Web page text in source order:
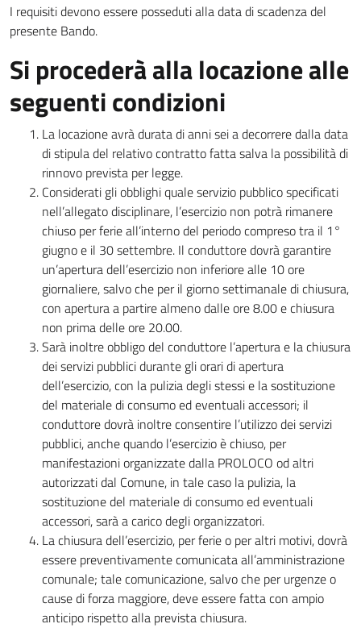
I requisiti devono essere posseduti alla data di scadenza del
presente Bando.
Si procederà alla locazione alle
seguenti condizioni
La locazione avrà durata di anni sei a decorrere dalla data
di stipula del relativo contratto fatta salva la possibilità di
rinnovo prevista per legge.
Considerati gli obblighi quale servizio pubblico specificati
nell’allegato disciplinare, l’esercizio non potrà rimanere
chiuso per ferie all’interno del periodo compreso tra il 1°
giugno e il 30 settembre. Il conduttore dovrà garantire
un’apertura dell’esercizio non inferiore alle 10 ore
giornaliere, salvo che per il giorno settimanale di chiusura,
con apertura a partire almeno dalle ore 8.00 e chiusura
non prima delle ore 20.00.
Sarà inoltre obbligo del conduttore l’apertura e la chiusura
dei servizi pubblici durante gli orari di apertura
dell’esercizio, con la pulizia degli stessi e la sostituzione
del materiale di consumo ed eventuali accessori; il
conduttore dovrà inoltre consentire l’utilizzo dei servizi
pubblici, anche quando l’esercizio è chiuso, per
manifestazioni organizzate dalla PROLOCO od altri
autorizzati dal Comune, in tale caso la pulizia, la
sostituzione del materiale di consumo ed eventuali
accessori, sarà a carico degli organizzatori.
La chiusura dell’esercizio, per ferie o per altri motivi, dovrà
essere preventivamente comunicata all’amministrazione
comunale; tale comunicazione, salvo che per urgenze o
cause di forza maggiore, deve essere fatta con ampio
anticipo rispetto alla prevista chiusura.